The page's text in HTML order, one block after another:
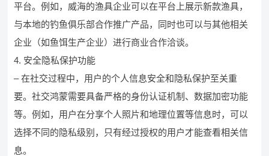
平台。例如，威海的渔具企业可以在平台上展示新款渔具，
与本地的钓鱼俱乐部合作推广产品，同时也可以与其他相关
企业（如鱼饵生产企业）进行商业合作洽谈。
4. 安全隐私保护功能
– 在社交过程中，用户的个人信息安全和隐私保护至关重
要。社交鸿蒙需要具备严格的身份认证机制、数据加密功能
等。例如，用户在分享个人照片和地理位置等信息时，可以
选择不同的隐私级别，只有经过授权的用户才能查看相关信
息。